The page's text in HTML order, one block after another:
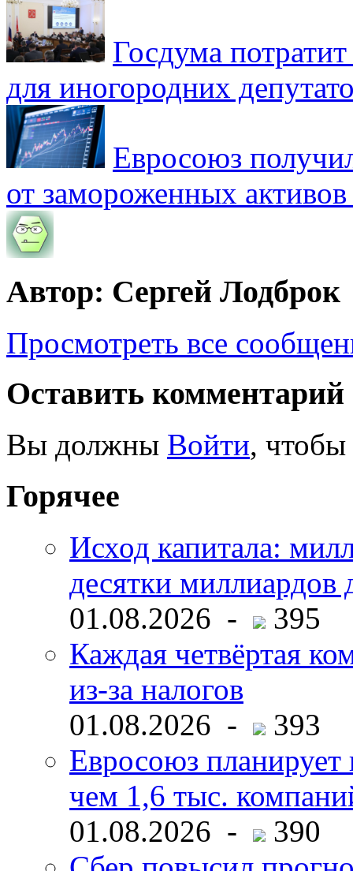
Госдума
для иногородних
Евросоюз
от замороженных
Автор: Сергей Лодброк
Просмотреть все
Оставить комментарий
Вы должны Войти, чтобы
Горячее
Исход капитала:
десятки миллиардов
01.08.2026 -
395
Каждая четвёртая
из-за налогов
01.08.2026 -
393
Евросоюз планирует
чем 1,6 тыс.
01.08.2026 -
390